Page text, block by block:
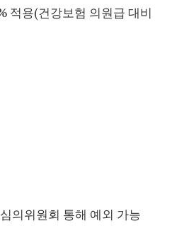
적용(건강보험 의원급 대비
의위원회 통해 예외 가능